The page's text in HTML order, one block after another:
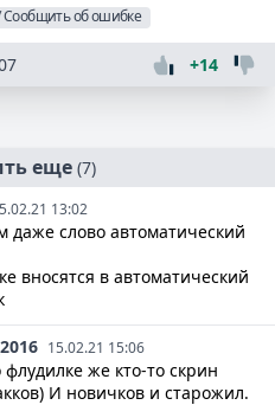
об ошибке
+14
еще (7)
13:02
даже слово автоматический
вносятся в автоматический
15.02.21 15:06
флудилке же кто-то скрин
И новичков и старожил.